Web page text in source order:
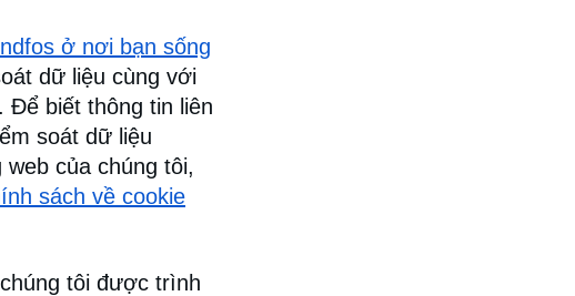
ở nơi bạn sống
dữ liệu cùng với
Để biết thông tin liên
soát dữ liệu
của chúng tôi,
sách về cookie
tôi được trình